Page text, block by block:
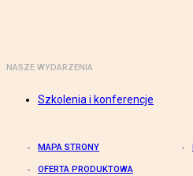
NASZE WYDARZENIA
Szkolenia i konferencje
MAPA STRONY
OFERTA PRODUKTOWA